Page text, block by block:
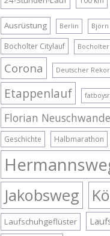
Ausrüstung Berlin
Bocholter Citylauf
Corona Deutscher
Etappenlauf
Florian
Geschichte Halbmarathon
Jakobsweg
Laufschuhgeflüster